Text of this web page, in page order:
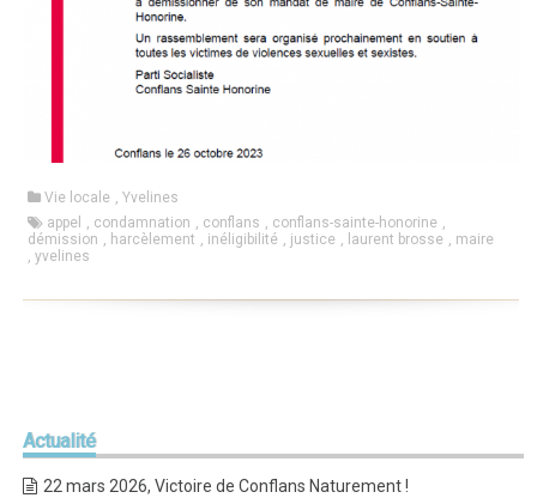
Vie locale ,Yvelines
appel , condamnation , conflans , conflans-sainte-honorine ,
démission , harcèlement , inéligibilité , justice , laurent brosse , maire
,yvelines
Actualité
22 mars 2026, Victoire de Conflans Naturement !